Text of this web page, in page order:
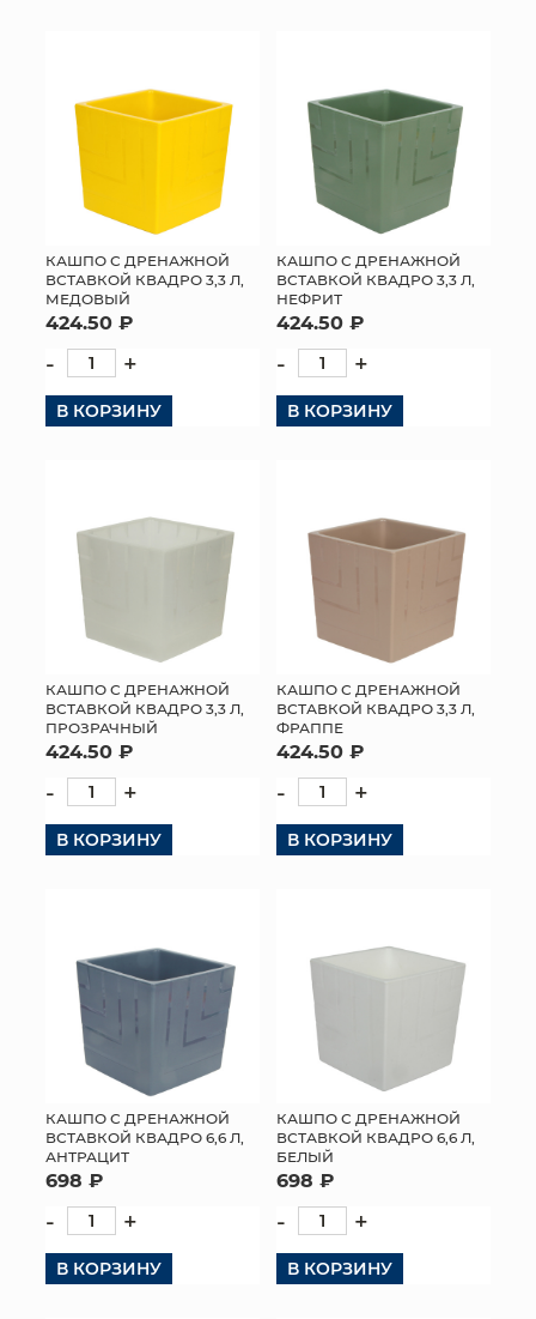
КАШПО С ДРЕНАЖНОЙ
ВСТАВКОЙ КВАДРО 3,3 Л,
МЕДОВЫЙ
424.50 ₽
- +
В КОРЗИНУ
КАШПО С ДРЕНАЖНОЙ
ВСТАВКОЙ КВАДРО 3,3 Л,
НЕФРИТ
424.50 ₽
- +
В КОРЗИНУ
КАШПО С ДРЕНАЖНОЙ
ВСТАВКОЙ КВАДРО 3,3 Л,
ПРОЗРАЧНЫЙ
424.50 ₽
- +
В КОРЗИНУ
КАШПО С ДРЕНАЖНОЙ
ВСТАВКОЙ КВАДРО 3,3 Л,
ФРАППЕ
424.50 ₽
- +
В КОРЗИНУ
КАШПО С ДРЕНАЖНОЙ
ВСТАВКОЙ КВАДРО 6,6 Л,
АНТРАЦИТ
698 ₽
- +
В КОРЗИНУ
КАШПО С ДРЕНАЖНОЙ
ВСТАВКОЙ КВАДРО 6,6 Л,
БЕЛЫЙ
698 ₽
- +
В КОРЗИНУ